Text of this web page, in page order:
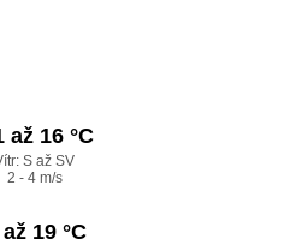
až 16 °C
S až SV
2 - 4 m/s
19 °C